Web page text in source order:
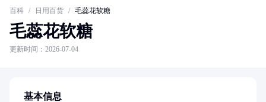
百科 / 日用百货 / 毛蕊花软糖
毛蕊花软糖
更新时间：2026-07-04
基本信息